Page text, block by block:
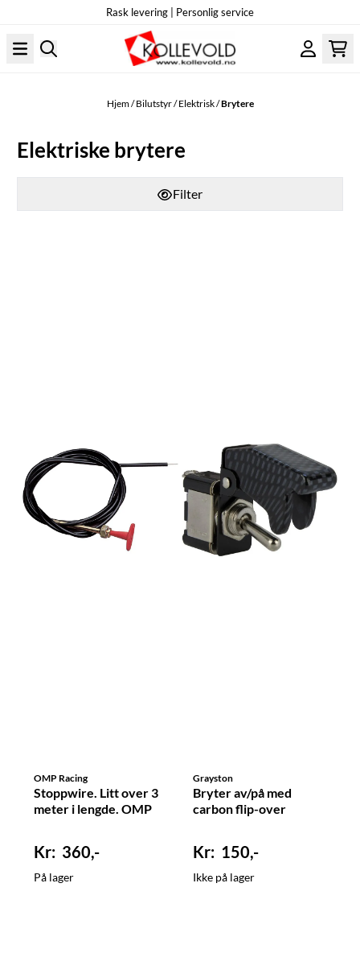
Rask levering | Personlig service
Hjem/Bilutstyr/Elektrisk/Brytere
Elektriske brytere
Filter
OMP Racing
Stoppwire. Litt over 3
meter i lengde. OMP
360,-
På lager
Grayston
Bryter av/på med
carbon flip-over
150,-
Ikke på lager